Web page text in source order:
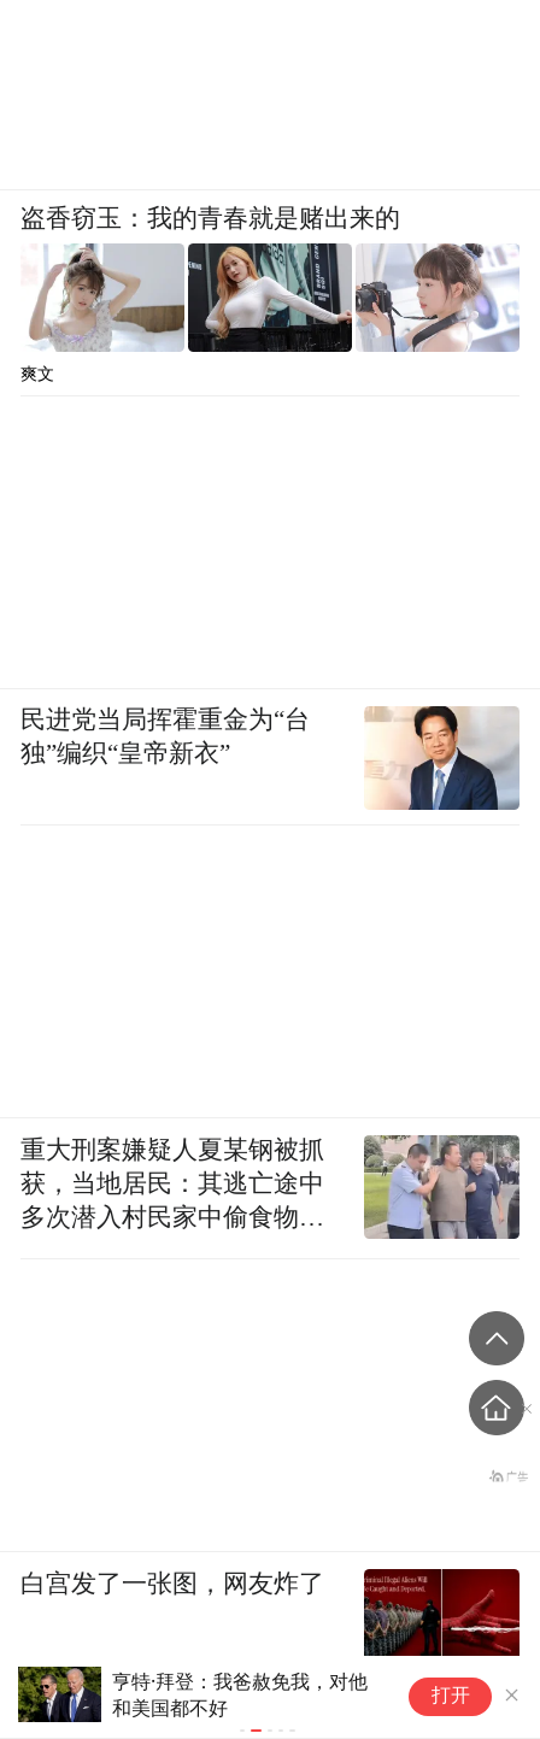
崔东树：今年1-6月世界新能源
汽车销量1122万台 中国占比达
会
打开
盗香窃玉：我的青春就是赌出来的
爽文
民进党当局挥霍重金为“台
独”编织“皇帝新衣”
重大刑案嫌疑人夏某钢被抓
获，当地居民：其逃亡途中
多次潜入村民家中偷食物被
白宫发了一张图，网友炸了